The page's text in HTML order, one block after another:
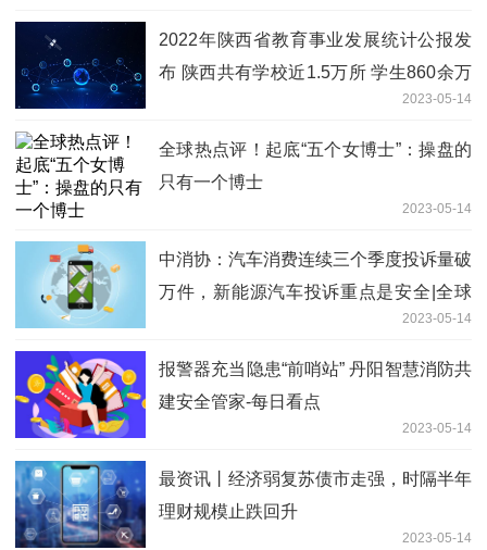
2022年陕西省教育事业发展统计公报发
布 陕西共有学校近1.5万所 学生860余万
2023-05-14
全球热点评！起底“五个女博士”：操盘的
只有一个博士
2023-05-14
中消协：汽车消费连续三个季度投诉量破
万件，新能源汽车投诉重点是安全|全球
2023-05-14
报警器充当隐患“前哨站” 丹阳智慧消防共
建安全管家-每日看点
2023-05-14
最资讯丨经济弱复苏债市走强，时隔半年
理财规模止跌回升
2023-05-14